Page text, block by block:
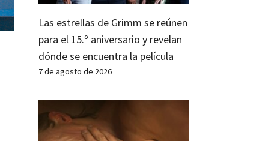
Las estrellas de Grimm se reúnen
para el 15.º aniversario y revelan
dónde se encuentra la película
7 de agosto de 2026